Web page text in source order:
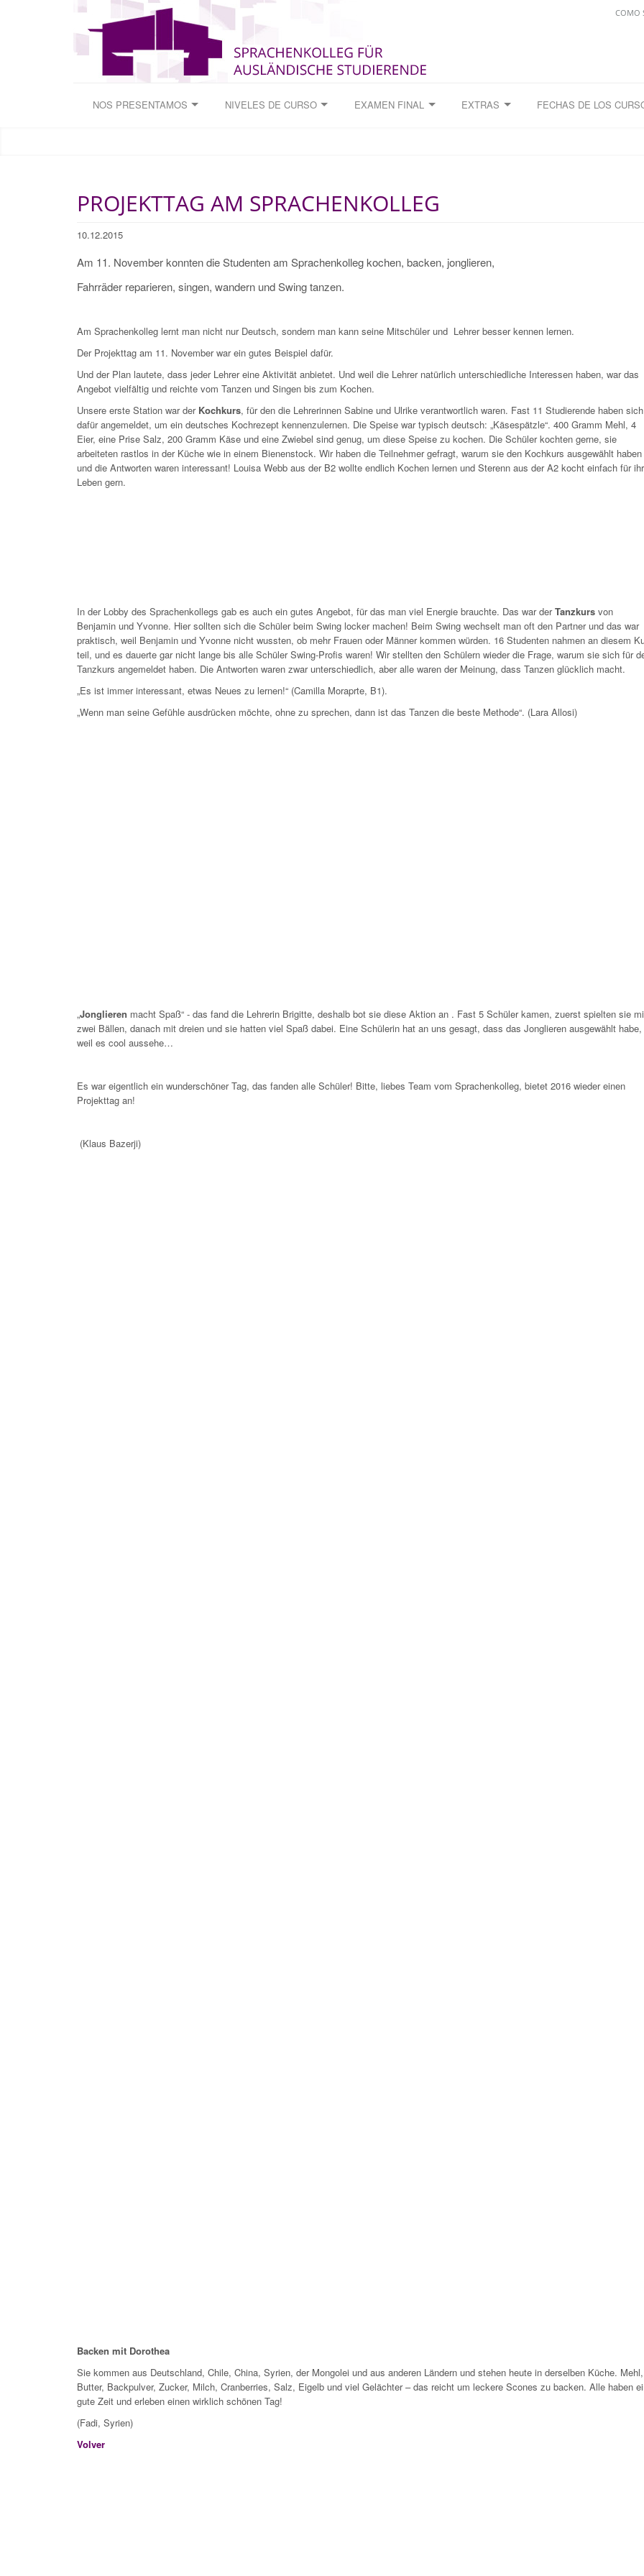
COMO
NOS PRESENTAMOS NIVELES DE CURSO EXAMEN FINAL EXTRAS FECHAS DE LOS
PROJEKTTAG AM SPRACHENKOLLEG
10.12.2015
Am 11. November konnten die Studenten am Sprachenkolleg kochen, backen, jonglieren,
Fahrräder reparieren, singen, wandern und Swing tanzen.
Am Sprachenkolleg lernt man nicht nur Deutsch, sondern man kann seine Mitschüler und Lehrer besser kennen lernen.
Der Projekttag am 11. November war ein gutes Beispiel dafür.
Und der Plan lautete, dass jeder Lehrer eine Aktivität anbietet. Und weil die Lehrer natürlich unterschiedliche Interessen haben, war das
Angebot vielfältig und reichte vom Tanzen und Singen bis zum Kochen.
Unsere erste Station war der Kochkurs, für den die Lehrerinnen Sabine und Ulrike verantwortlich waren. Fast 11 Studierende haben sich
dafür angemeldet, um ein deutsches Kochrezept kennenzulernen. Die Speise war typisch deutsch: „Käsespätzle“. 400 Gramm Mehl, 4
Eier, eine Prise Salz, 200 Gramm Käse und eine Zwiebel sind genug, um diese Speise zu kochen. Die Schüler kochten gerne, sie
arbeiteten rastlos in der Küche wie in einem Bienenstock. Wir haben die Teilnehmer gefragt, warum sie den Kochkurs ausgewählt haben
und die Antworten waren interessant! Louisa Webb aus der B2 wollte endlich Kochen lernen und Sterenn aus der A2 kocht einfach für ihr
Leben gern.
In der Lobby des Sprachenkollegs gab es auch ein gutes Angebot, für das man viel Energie brauchte. Das war derTanzkurs von
Benjamin und Yvonne. Hier sollten sich die Schüler beim Swing locker machen! Beim Swing wechselt man oft den Partner und das war
praktisch, weil Benjamin und Yvonne nicht wussten, ob mehr Frauen oder Männer kommen würden. 16 Studenten nahmen an diesem
teil, und es dauerte gar nicht lange bis alle Schüler Swing-Profis waren! Wir stellten den Schülern wieder die Frage, warum sie sich für
Tanzkurs angemeldet haben. Die Antworten waren zwar unterschiedlich, aber alle waren der Meinung, dass Tanzen glücklich macht.
„Es ist immer interessant, etwas Neues zu lernen!“ (Camilla Moraprte, B1).
„Wenn man seine Gefühle ausdrücken möchte, ohne zu sprechen, dann ist das Tanzen die beste Methode“. (Lara Allosi)
„Jonglieren macht Spaß“ - das fand die Lehrerin Brigitte, deshalb bot sie diese Aktion an . Fast 5 Schüler kamen, zuerst spielten sie
zwei Bällen, danach mit dreien und sie hatten viel Spaß dabei. Eine Schülerin hat an uns gesagt, dass das Jonglieren ausgewählt habe,
weil es cool aussehe…
Es war eigentlich ein wunderschöner Tag, das fanden alle Schüler! Bitte, liebes Team vom Sprachenkolleg, bietet 2016 wieder einen
Projekttag an!
(Klaus Bazerji)
Backen mit Dorothea
Sie kommen aus Deutschland, Chile, China, Syrien, der Mongolei und aus anderen Ländern und stehen heute in derselben Küche. Mehl,
Butter, Backpulver, Zucker, Milch, Cranberries, Salz, Eigelb und viel Gelächter – das reicht um leckere Scones zu backen. Alle haben
gute Zeit und erleben einen wirklich schönen Tag!
(Fadi, Syrien)
Volver